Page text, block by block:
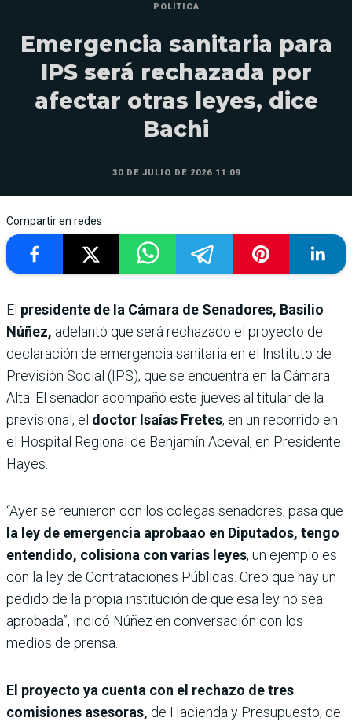
POLÍTICA
Emergencia sanitaria para
IPS será rechazada por
afectar otras leyes, dice
Bachi
30 DE JULIO DE 2026 11:09
Compartir en redes
El presidente de la Cámara de Senadores, Basilio
Núñez, adelantó que será rechazado el proyecto de
declaración de emergencia sanitaria en el Instituto de
Previsión Social (IPS), que se encuentra en la Cámara
Alta. El senador acompañó este jueves al titular de la
previsional, el doctor Isaías Fretes, en un recorrido en
el Hospital Regional de Benjamín Aceval, en Presidente
Hayes.
“Ayer se reunieron con los colegas senadores, pasa que
la ley de emergencia aprobaao en Diputados, tengo
entendido, colisiona con varias leyes, un ejemplo es
con la ley de Contrataciones Públicas. Creo que hay un
pedido de la propia institución de que esa ley no sea
aprobada”, indicó Núñez en conversación con los
medios de prensa.
El proyecto ya cuenta con el rechazo de tres
comisiones asesoras, de Hacienda y Presupuesto; de